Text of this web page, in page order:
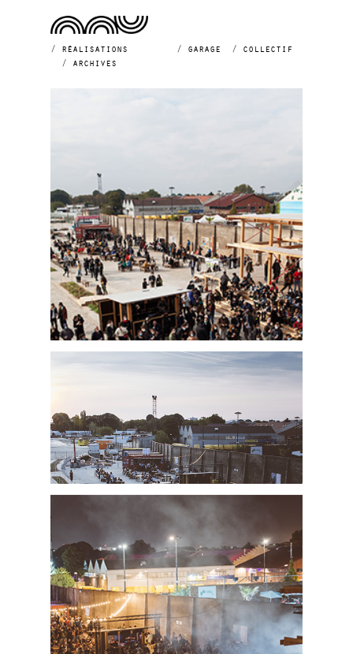
réalisations garage
collectif
archives